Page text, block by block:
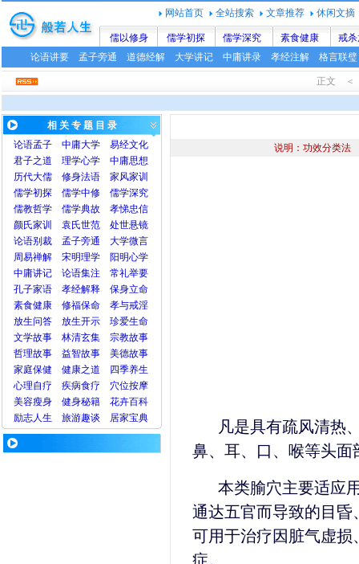
网站首页 全站搜索 文章推荐 休闲文摘
儒以修身 儒学初探 儒学深究 素食健康
戒
论语讲要
孟子旁通 道德经解 大学讲记 中庸讲录 孝经注解 格言联璧
正文
相 关 专 题 目 录
论语孟子 中庸大学
易经文化
君子之道
理学心学
中庸思想
历代大儒
修身法语
家风家训
儒学初探
儒学中修
儒学深究
儒教哲学
儒学典故
孝悌忠信
颜氏家训
袁氏世范
处世悬镜
论语别裁
孟子旁通
大学微言
周易禅解
宋明理学
阳明心学
中庸讲记
论语集注
常礼举要
孔子家语
孝经解释
保身立命
素食健康
修福保命
孝与戒淫
放生问答
放生开示
珍爱生命
文学故事
林清玄集
宗教故事
哲理故事
益智故事
美德故事
家庭保健
健康之道
四季养生
心理自疗 疾病食疗 穴位按摩
美容瘦身 健身秘籍 花卉百科
励志人生
旅游趣谈 居家宝典
说明：功效分类
凡是具有疏风清热
鼻、耳、口、喉等头
本类腧穴主要适应
通达五官而导致的目
可用于治疗因脏气虚
症。